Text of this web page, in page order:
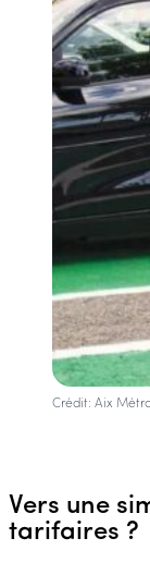
Crédit: Aix
Vers une
tarifaires ?